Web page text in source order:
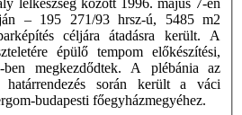
lelkészség között 1996. május 7-én
– 195 271/93 hrsz-ú, 5485 m2
céljára átadásra került. A
épülő tempom előkészítési,
ben megkezdődtek. A plébánia az
határrendezés során került a váci
budapesti főegyházmegyéhez.